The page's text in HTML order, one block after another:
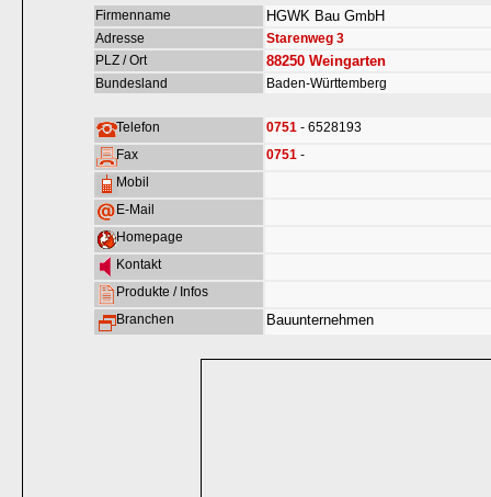
Firmenname HGWK Bau GmbH
Adresse
Starenweg 3
PLZ / Ort
88250 Weingarten
Bundesland Baden-Württemberg
Telefon 0751 - 6528193
Fax
0751 -
Mobil
E-Mail
Homepage
Kontakt
Produkte / Infos
Branchen
Bauunternehmen